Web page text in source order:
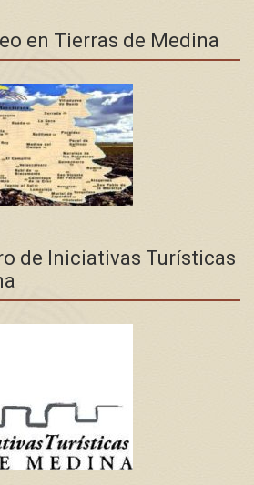
en Tierras de Medina
de Iniciativas Turísticas